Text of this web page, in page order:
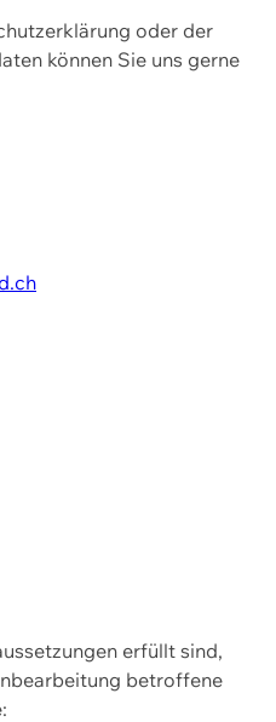
oder der
können Sie uns gerne
erfüllt sind,
betroffene